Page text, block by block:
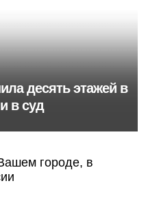
десять этажей в
в суд
городе, в